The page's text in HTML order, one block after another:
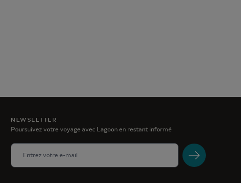
NEWSLETTER
Poursuivez votre voyage avec Lagoon en restant informé